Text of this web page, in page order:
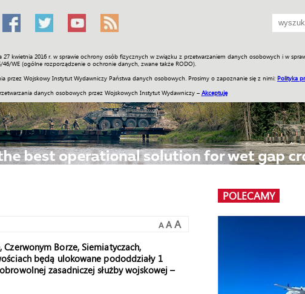
kwietnia 2016 r. w sprawie ochrony osób fizycznych w związku z przetwarzaniem danych osobowych i w
WE (ogólne rozporządzenie o ochronie danych, zwane także RODO).
przez Wojskowy Instytut Wydawniczy Państwa danych osobowych. Prosimy o zapoznanie się z nimi: Polityka
danych osobowych przez Wojskowych Instytut Wydawniczy – Akceptuję
Sport Historia Galerie Wideo ENGLISH SKLEP
A A A
Borze, Siemiatyczach,
będą ulokowane pododdziały 1
zasadniczej służby wojskowej –
POLECAMY